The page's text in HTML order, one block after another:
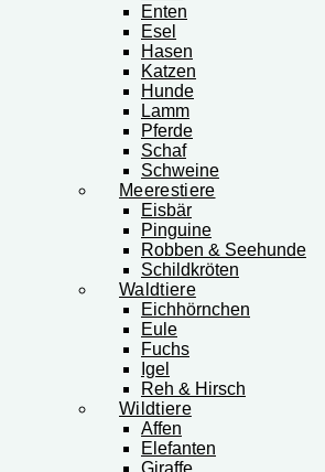
Enten
Esel
Hasen
Katzen
Hunde
Lamm
Pferde
Schaf
Schweine
Meerestiere
Eisbär
Pinguine
Robben & Seehunde
Schildkröten
Waldtiere
Eichhörnchen
Eule
Fuchs
Igel
Reh & Hirsch
Wildtiere
Affen
Elefanten
Giraffe